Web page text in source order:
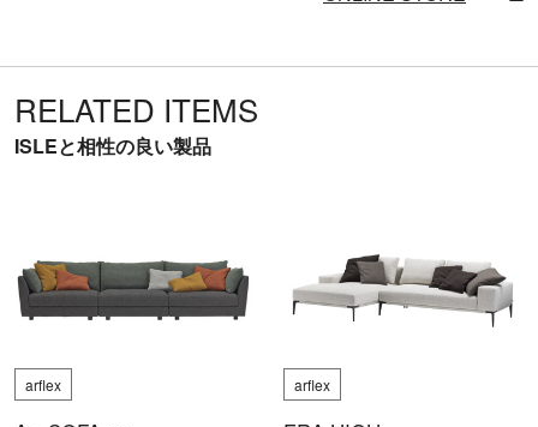
RELATED ITEMS
ISLEと相性の良い製品
arflex arflex